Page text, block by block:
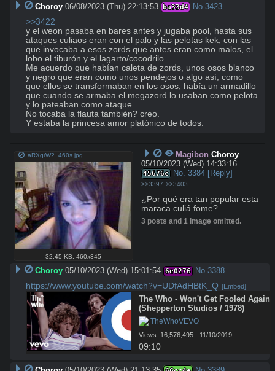
Choroy 06/08/2023 (Thu) 22:13:53 ba33d4 No. 3423
>>3422
y el weon pasaba en bares antes y jugaba pool, hasta sus
ataques culiaos eran con el palo y las pelotas kek, con las
que invocaba a esos zords que antes eran como malos, el
lobo el tiburón y el lagarto/cocodrilo.
Me acuerdo que habían caleta de zords, unos osos blanco
y negro que eran como unos pendejos o algo así, como
que ellos se transformaban en los osos, había un armadillo
que cuando se armaba el megazord lo usaban como pelota
y lo pateaban como ataque.
No tocaba la flauta también? creo.
Y estaba la princesa amor platónico de todos.
aRXgrW2_460s.jpg
32.45 KB ,460x345
Magibon Choroy
05/10/2023 (Wed) 14:33:16
45676c No. 3384 [Reply]
>>3397 >>3403
¿Por qué era tan popular esta
maraca culiá fome?
3 posts and 1 image omitted.
Choroy 05/10/2023 (Wed) 15:01:54 6e0276 No. 3388
https://www.youtube.com/watch?v=UDfAdHBtK_Q [Embed]
The Who - Won't Get Fooled Again
(Shepperton Studios / 1978)
TheWhoVEVO
Views: 16,576,495 - 11/10/2019
09:10